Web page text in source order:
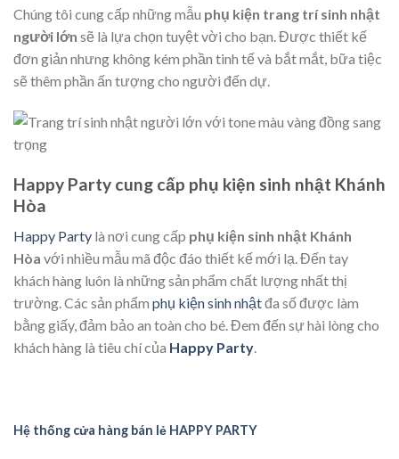
Chúng tôi cung cấp những mẫu phụ kiện trang trí sinh nhật
người lớn sẽ là lựa chọn tuyệt vời cho bạn. Được thiết kế
đơn giản nhưng không kém phần tinh tế và bắt mắt, bữa tiệc
sẽ thêm phần ấn tượng cho người đến dự.
Happy Party cung cấp phụ kiện sinh nhật Khánh
Hòa
Happy Party là nơi cung cấp phụ kiện sinh nhật Khánh
Hòa với nhiều mẫu mã độc đáo thiết kế mới lạ. Đến tay
khách hàng luôn là những sản phẩm chất lượng nhất thị
trường. Các sản phẩm phụ kiện sinh nhậtđa số được làm
bằng giấy, đảm bảo an toàn cho bé. Đem đến sự hài lòng cho
khách hàng là tiêu chí của Happy Party.
Hệ thống cửa hàng bán lẻ HAPPY PARTY